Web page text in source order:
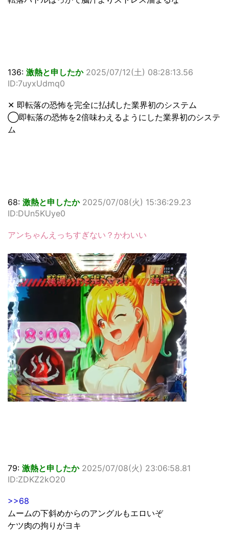
136: 激熱と申したか 2025/07/12(土) 08:28:13.56
ID:7uyxUdmq0
✕ 即転落の恐怖を完全に払拭した業界初のシステム
◯即転落の恐怖を2倍味わえるようにした業界初のシステ
ム
68: 激熱と申したか 2025/07/08(火) 15:36:29.23
ID:DUn5KUye0
アンちゃんえっちすぎない？かわいい
79: 激熱と申したか 2025/07/08(火) 23:06:58.81
ID:ZDKZ2kO20
>>68
ムームの下斜めからのアングルもエロいぞ
ケツ肉の拘りがヨキ